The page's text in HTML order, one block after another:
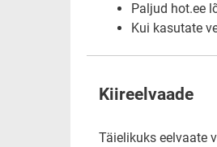
Paljud hot.ee
Kui kasutate
Kiireelvaade
Täielikuks eelvaate